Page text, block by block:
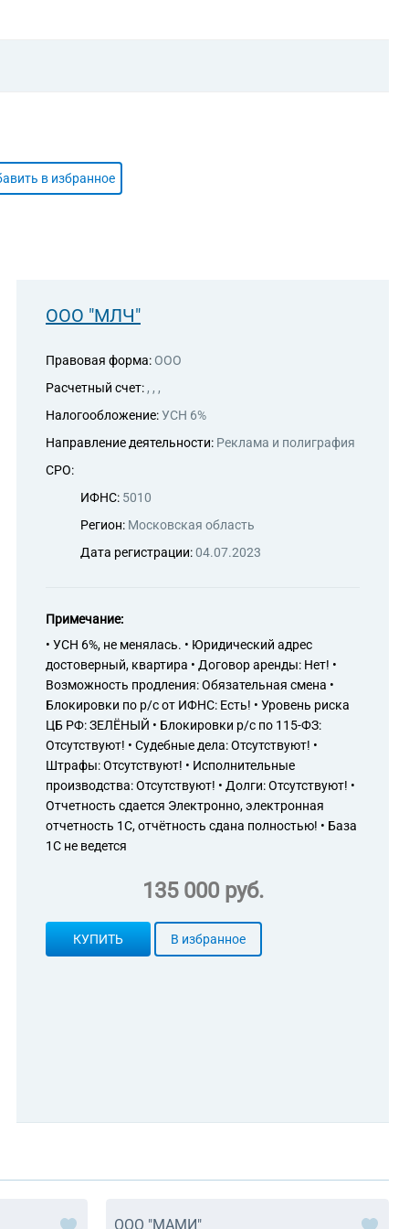
в избранное
ООО "МЛЧ"
Правовая форма: ООО
Расчетный счет: , , ,
Налогообложение:УСН 6%
Направление деятельности: Реклама и полиграфия
СРО:
ИФНС: 5010
Регион: Московская область
Дата регистрации:04.07.2023
Примечание:
• УСН 6%, не менялась. • Юридический адрес
достоверный, квартира • Договор аренды: Нет! •
Возможность продления: Обязательная смена •
Блокировки по р/с от ИФНС: Есть! • Уровень риска
ЦБ РФ: ЗЕЛЁНЫЙ • Блокировки р/с по 115-ФЗ:
Отсутствуют! • Судебные дела: Отсутствуют! •
Штрафы: Отсутствуют! • Исполнительные
производства: Отсутствуют! • Долги: Отсутствуют! •
Отчетность сдается Электронно, электронная
отчетность 1С, отчётность сдана полностью! • База
1С не ведется
135 000 руб.
КУПИТЬ В избранное
ООО "МАМИ"